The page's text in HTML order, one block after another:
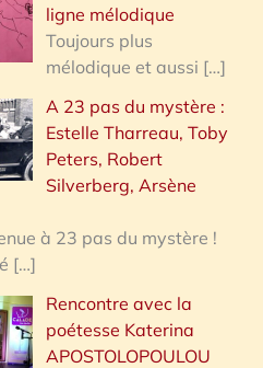
ligne mélodique
Toujours plus
mélodique et aussi […]
A 23 pas du mystère :
Estelle Tharreau, Toby
Peters, Robert
Silverberg, Arsène
à 23 pas du mystère !
[…]
Rencontre avec la
poétesse Katerina
APOSTOLOPOULOU